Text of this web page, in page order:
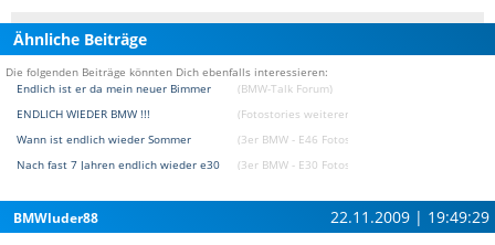
Ähnliche Beiträge
Die folgenden Beiträge könnten Dich ebenfalls interessieren:
Endlich ist er da mein neuer Bimmer
(BMW-Talk Forum)
ENDLICH WIEDER BMW !!!
(Fotostories weiterer BMW Modelle Fotostories)
Wann ist endlich wieder Sommer
(3er BMW - E46 Fotostories)
Nach fast 7 Jahren endlich wieder e30
(3er BMW - E30 Fotostories)
BMWluder88 22.11.2009 | 19:49:29